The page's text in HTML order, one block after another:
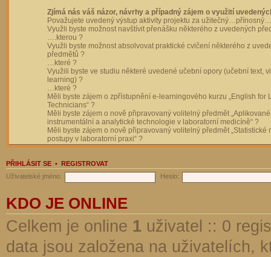
Zjímá nás váš názor, návrhy a případný zájem o využití
Považujete uvedený výstup aktivity projektu za
Využli byste možnost navštívit přenášku některého z uvedených
….kterou ?
Využli byste možnost absolvovat praktické cvičení některého z
předmětů ?
…které ?
Využili byste ve studiu některé uvedené učební opory (učební text,
learning) ?
…které ?
Měli byste zájem o zpřístupnění e-learningového kurzu „English for
Technicians“ ?
Měli byste zájem o nově připravovaný volitelný předmět „Aplikované
instrumentální a analytické technologie v laboratorní medicíně“ ?
Měli byste zájem o nově připravovaný volitelný předmět „Statistické
postupy v laboratorní praxi“ ?
PŘIHLÁSIT SE • REGISTROVAT
Uživatelské jméno:
Heslo:
KDO JE ONLINE
Celkem je online 1 uživatel :: 0
data jsou založena na uživatelích,